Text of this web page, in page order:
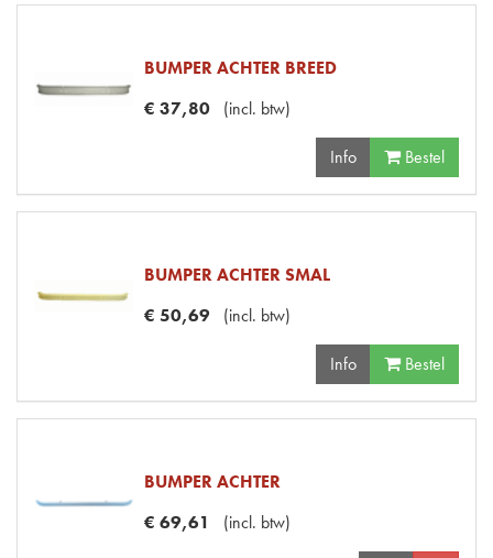
BUMPER ACHTER BREED
€ 37,80 (incl. btw)
Info Bestel
BUMPER ACHTER SMAL
€ 50,69 (incl. btw)
Info Bestel
BUMPER ACHTER
€ 69,61 (incl. btw)